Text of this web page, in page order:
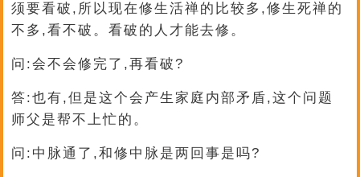
须要看破,所以现在修生活禅的比较多,修生死禅的
不多,看不破。看破的人才能去修。
问:会不会修完了,再看破?
答:也有,但是这个会产生家庭内部矛盾,这个问题
师父是帮不上忙的。
问:中脉通了,和修中脉是两回事是吗?